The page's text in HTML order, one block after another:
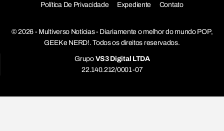
Política De Privacidade Expediente Contato
© 2026 - Multiverso Notícias - Diariamente o melhor do mundo POP,
GEEK e NERD!. Todos os direitos reservados.
Grupo VS3 Digital LTDA
22.140.212/0001-07